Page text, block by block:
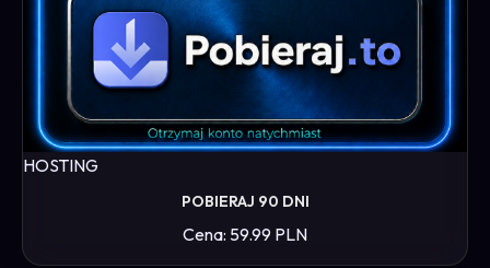
HOSTING
POBIERAJ 90 DNI
Cena: 59.99 PLN